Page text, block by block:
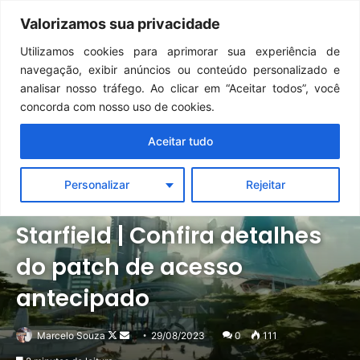
Valorizamos sua privacidade
Utilizamos cookies para aprimorar sua experiência de
navegação, exibir anúncios ou conteúdo personalizado e
analisar nosso tráfego. Ao clicar em “Aceitar todos”, você
concorda com nosso uso de cookies.
Personalizar Rejeitar
Aceitar tudo
Menu
PC Xbox
Starfield | Confira detalhes
do patch de acesso
antecipado
Marcelo Souza
Follow
on
Mande29/08/2023 0 111